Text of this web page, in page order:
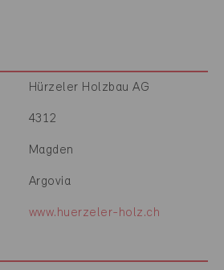
Hürzeler Holzbau AG
4312
Magden
Argovia
www.huerzeler-holz.ch